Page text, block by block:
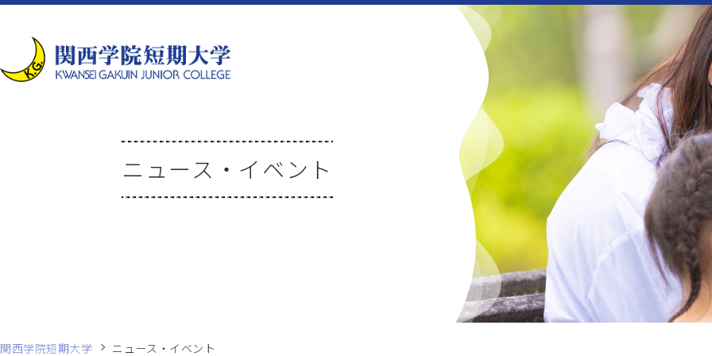
ニュース・イベント
関西学院短期大学 ニュース・イベント